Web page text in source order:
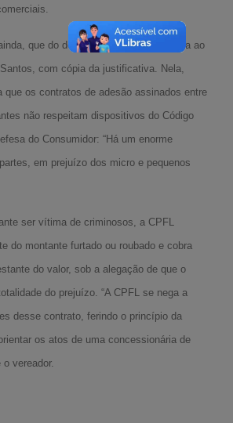
que do deliberado seja dada ciência ao
com cópia da justificativa. Nela,
que os contratos de adesão assinados entre
não respeitam dispositivos do Código
do Consumidor: “Há um enorme
em prejuízo dos micro e pequenos
ser vítima de criminosos, a CPFL
do montante furtado ou roubado e cobra
do valor, sob a alegação de que o
do prejuízo. “A CPFL se nega a
desse contrato, ferindo o princípio da
os atos de uma concessionária de
vereador.